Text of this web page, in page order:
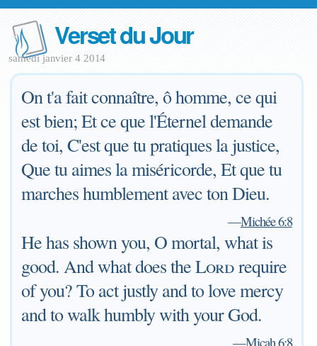
Verset du Jour
samedi janvier 4 2014
On t'a fait connaître, ô homme, ce qui
est bien; Et ce que l'Éternel demande
de toi, C'est que tu pratiques la justice,
Que tu aimes la miséricorde, Et que tu
marches humblement avec ton Dieu.
—Michée 6:8
He has shown you, O mortal, what is
good. And what does theLordrequire
of you? To act justly and to love mercy
and to walk humbly with your God.
—Micah 6:8